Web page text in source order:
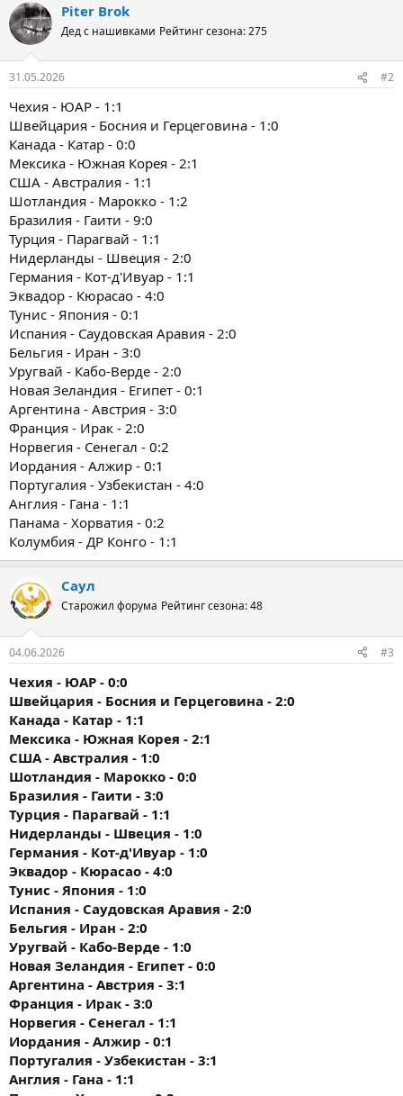
Piter Brok
Дед с нашивками Рейтинг сезона: 275
31.05.2026 #2
Чехия - ЮАР - 1:1
Швейцария - Босния и Герцеговина - 1:0
Канада - Катар - 0:0
Мексика - Южная Корея - 2:1
США - Австралия - 1:1
Шотландия - Марокко - 1:2
Бразилия - Гаити - 9:0
Турция - Парагвай - 1:1
Нидерланды - Швеция - 2:0
Германия - Кот-д'Ивуар - 1:1
Эквадор - Кюрасао - 4:0
Тунис - Япония - 0:1
Испания - Саудовская Аравия - 2:0
Бельгия - Иран - 3:0
Уругвай - Кабо-Верде - 2:0
Новая Зеландия - Египет - 0:1
Аргентина - Австрия - 3:0
Франция - Ирак - 2:0
Норвегия - Сенегал - 0:2
Иордания - Алжир - 0:1
Португалия - Узбекистан - 4:0
Англия - Гана - 1:1
Панама - Хорватия - 0:2
Колумбия - ДР Конго - 1:1
Саул
Старожил форума Рейтинг сезона: 48
04.06.2026 #3
Чехия - ЮАР - 0:0
Швейцария - Босния и Герцеговина - 2:0
Канада - Катар - 1:1
Мексика - Южная Корея - 2:1
США - Австралия - 1:0
Шотландия - Марокко - 0:0
Бразилия - Гаити - 3:0
Турция - Парагвай - 1:1
Нидерланды - Швеция - 1:0
Германия - Кот-д'Ивуар - 1:0
Эквадор - Кюрасао - 4:0
Тунис - Япония - 1:0
Испания - Саудовская Аравия - 2:0
Бельгия - Иран - 2:0
Уругвай - Кабо-Верде - 1:0
Новая Зеландия - Египет - 0:0
Аргентина - Австрия - 3:1
Франция - Ирак - 3:0
Норвегия - Сенегал - 1:1
Иордания - Алжир - 0:1
Португалия - Узбекистан - 3:1
Англия - Гана - 1:1